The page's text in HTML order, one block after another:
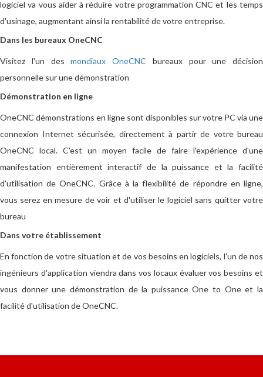
logiciel va vous aider à réduire votre programmation CNC et les temps
d'usinage, augmentant ainsi la rentabilité de votre entreprise.
Dans les bureaux OneCNC
Visitez l'un desmondiaux OneCNC bureaux pour une décision
personnelle sur une démonstration
Démonstration en ligne
OneCNC démonstrations en ligne sont disponibles sur votre PC via une
connexion Internet sécurisée, directement à partir de votre bureau
OneCNC local. C'est un moyen facile de faire l'expérience d'une
manifestation entièrement interactif de la puissance et la facilité
d'utilisation de OneCNC. Grâce à la flexibilité de répondre en ligne,
vous serez en mesure de voir et d'utiliser le logiciel sans quitter votre
bureau
Dans votre établissement
En fonction de votre situation et de vos besoins en logiciels, l'un de nos
ingénieurs d'application viendra dans vos locaux évaluer vos besoins et
vous donner une démonstration de la puissance One to One et la
facilité d'utilisation de OneCNC.